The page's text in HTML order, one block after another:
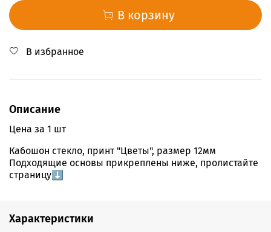
В корзину
В избранное
Описание
Цена за 1 шт
Кабошон стекло, принт "Цветы", размер 12мм
Подходящие основы прикреплены ниже, пролистайте
страницу⬇️
Характеристики